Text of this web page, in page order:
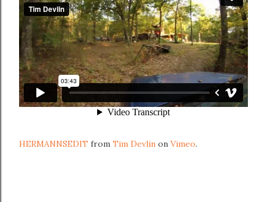
HERMANNSEDIT from Tim Devlin on Vimeo.